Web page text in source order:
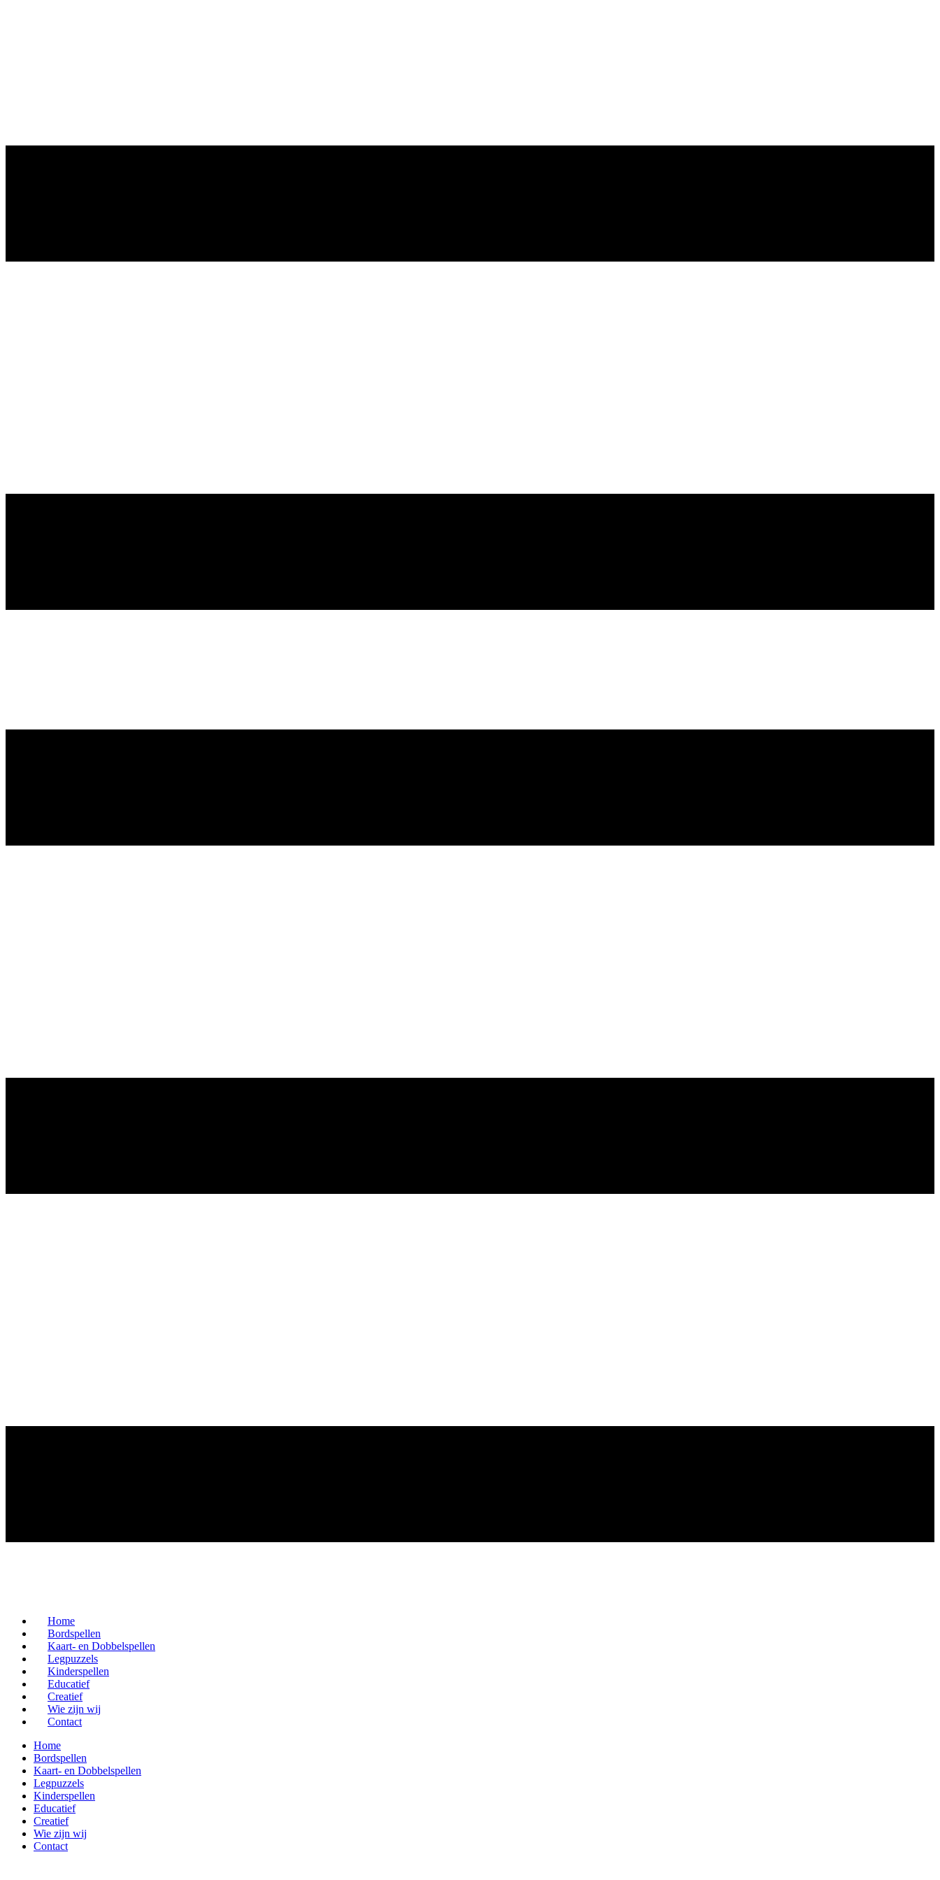
Home
Bordspellen
Kaart- en Dobbelspellen
Legpuzzels
Kinderspellen
Educatief
Creatief
Wie zijn wij
Contact
Home
Bordspellen
Kaart- en Dobbelspellen
Legpuzzels
Kinderspellen
Educatief
Creatief
Wie zijn wij
Contact